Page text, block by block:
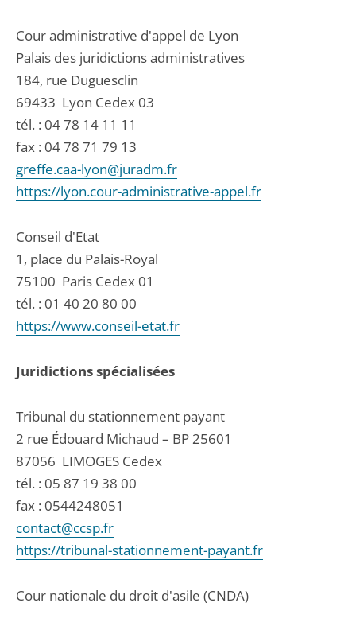
Cour administrative d'appel de Lyon
Palais des juridictions administratives
184, rue Duguesclin
69433 Lyon Cedex 03
tél. : 04 78 14 11 11
fax : 04 78 71 79 13
greffe.caa-lyon@juradm.fr
https://lyon.cour-administrative-appel.fr
Conseil d'Etat
1, place du Palais-Royal
75100 Paris Cedex 01
tél. : 01 40 20 80 00
https://www.conseil-etat.fr
Juridictions spécialisées
Tribunal du stationnement payant
2 rue Édouard Michaud – BP 25601
87056 LIMOGES Cedex
tél. : 05 87 19 38 00
fax : 0544248051
contact@ccsp.fr
https://tribunal-stationnement-payant.fr
Cour nationale du droit d'asile (CNDA)